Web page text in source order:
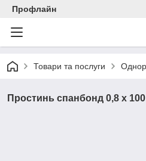
Профлайн
Товари та послуги
Простинь спанбонд 0,8 х